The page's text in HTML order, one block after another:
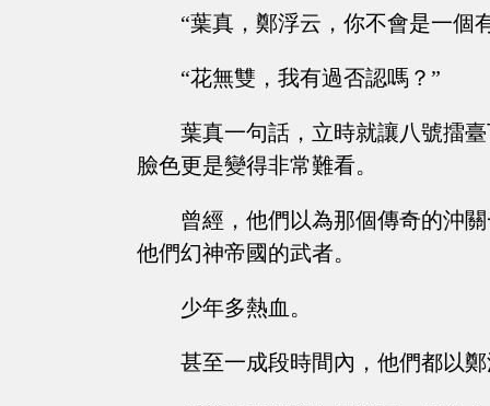
“葉真，鄭浮云，你不會是一個
“花無雙，我有過否認嗎？”
葉真一句話，立時就讓八號擂
臉色更是變得非常難看。
曾經，他們以為那個傳奇的沖
他們幻神帝國的武者。
少年多熱血。
甚至一成段時間內，他們都以